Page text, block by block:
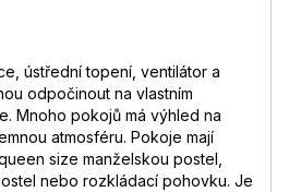
ústřední topení, ventilátor a
odpočinout na vlastním
Mnoho pokojů má výhled na
atmosféru. Pokoje mají
size manželskou postel,
nebo rozkládací pohovku. Je